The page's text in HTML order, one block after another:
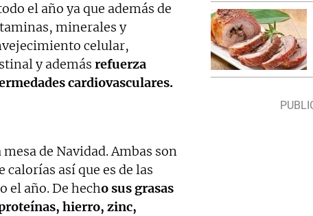
el año ya que además de
minerales y
celular,
y además refuerza
cardiovasculares.
de Navidad. Ambas son
así que es de las
el año. De hecho sus grasas
hierro, zinc,